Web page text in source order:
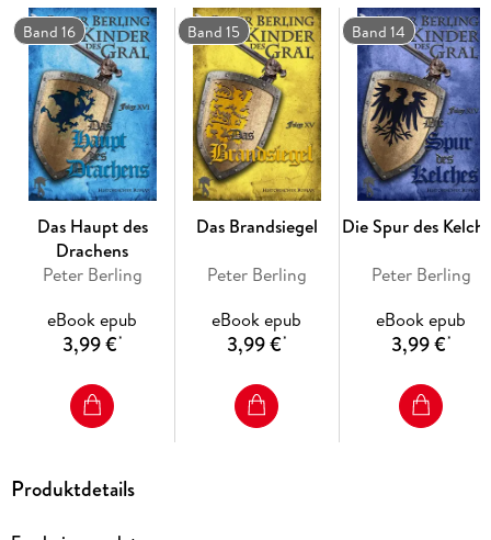
Ein spannender historischer Roman von Peter Berling, der
gleichzeitig das große Epos Die Kinder des Gral aus der Zeit
der Kreuzzüge als großes Finale abschließt.
Band 16
Das Haupt des
Drachens
Peter Berling
eBook epub
3,99 €*
Band 15
Das Brandsiegel
Peter Berling
eBook epub
3,99 €*
Band 14
Die Spur des
Peter Berling
eBook epub
3,99 €*
Produktdetails